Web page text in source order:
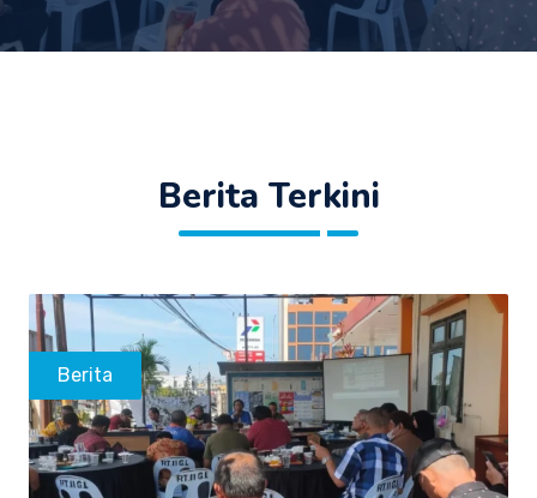
Berita Terkini
Berita